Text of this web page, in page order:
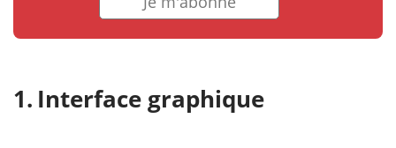
Interface graphique